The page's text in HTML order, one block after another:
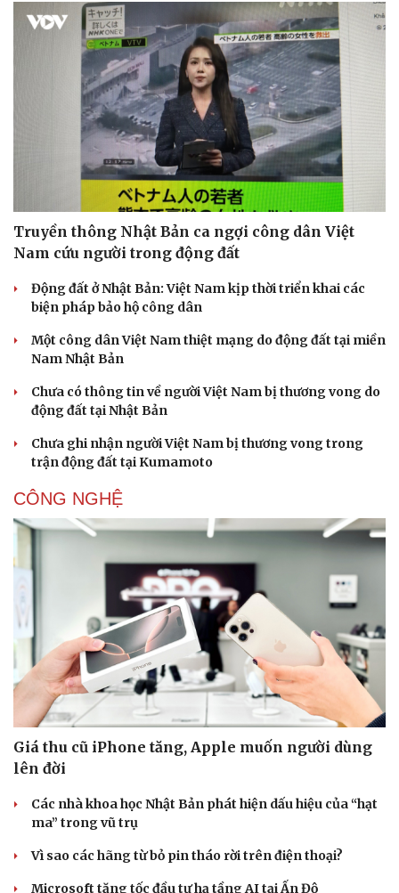
Thể thao
Bóng đá
Lịch thi đấu bóng đá
eSports
Hậu trường
Ô tô
Truyền thông Nhật Bản ca ngợi công dân Việt
Nam cứu người trong động đất
Động đất ở Nhật Bản: Việt Nam kịp thời triển khai các
biện pháp bảo hộ công dân
Một công dân Việt Nam thiệt mạng do động đất tại miền
Nam Nhật Bản
Chưa có thông tin về người Việt Nam bị thương vong do
động đất tại Nhật Bản
Chưa ghi nhận người Việt Nam bị thương vong trong
trận động đất tại Kumamoto
CÔNG NGHỆ
Giá thu cũ iPhone tăng, Apple muốn người dùng
lên đời
Các nhà khoa học Nhật Bản phát hiện dấu hiệu của “hạt
ma” trong vũ trụ
Vì sao các hãng từ bỏ pin tháo rời trên điện thoại?
Microsoft tăng tốc đầu tư hạ tầng AI tại Ấn Độ